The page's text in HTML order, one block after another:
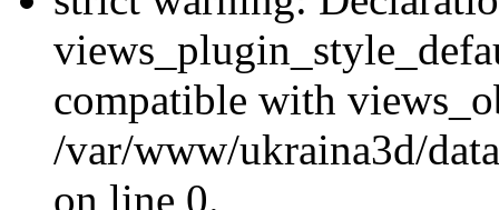
compatible with
/var/www/ukraina3d/
on line 0.